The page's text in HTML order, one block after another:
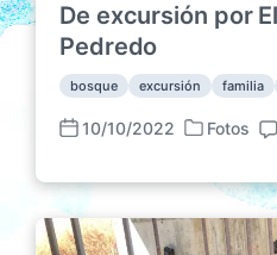
De excursión por
Pedredo
bosque excursión familia
F
c
h
a
10/10/2022
P
b
l
Fotos
C
m
e
n